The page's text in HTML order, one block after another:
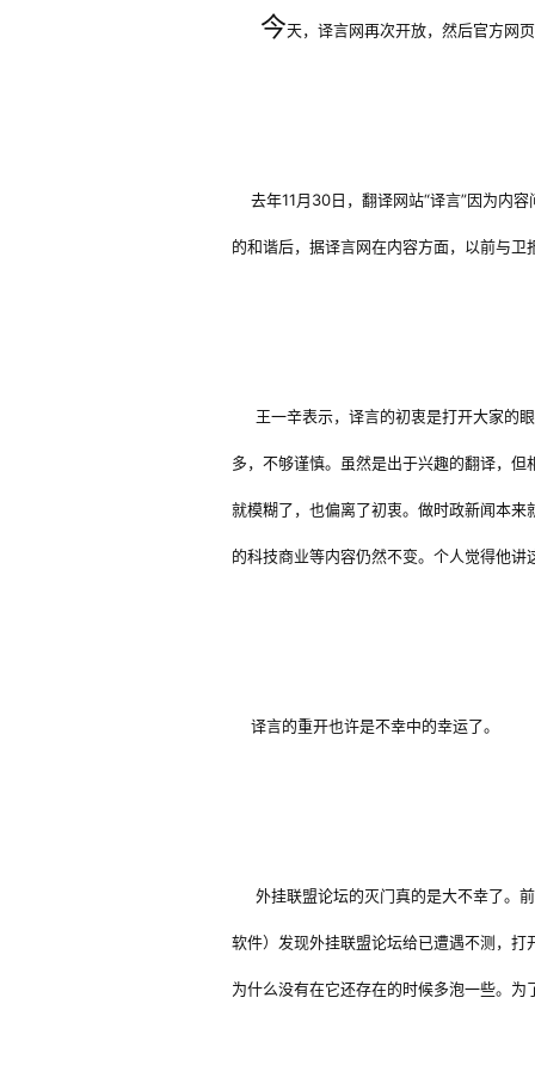
今天，译言网再次开放，然后官方网
去年11月30日，翻译网站“译言”因为内
的和谐后，据译言网在内容方面，以前与
王一辛表示，译言的初衷是打开大家的
多，不够谨慎。虽然是出于兴趣的翻译，
就模糊了，也偏离了初衷。做时政新闻本
的科技商业等内容仍然不变。个人觉得他
译言的重开也许是不幸中的幸运了。
外挂联盟论坛的灭门真的是大不幸了。
软件）发现外挂联盟论坛给已遭遇不测，
为什么没有在它还存在的时候多泡一些。